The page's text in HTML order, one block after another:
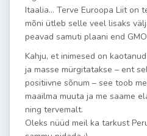
Itaalia… Terve Euroopa Liit on
mõni ütleb selle veel lisaks
peavad samuti plaani end
Kahju, et inimesed on
ja masse mürgitatakse – ent
positiivne sõnum – see toob
maailma muuta ja me saame
ning tervemalt.
Oleks nüüd meil ka tarkust